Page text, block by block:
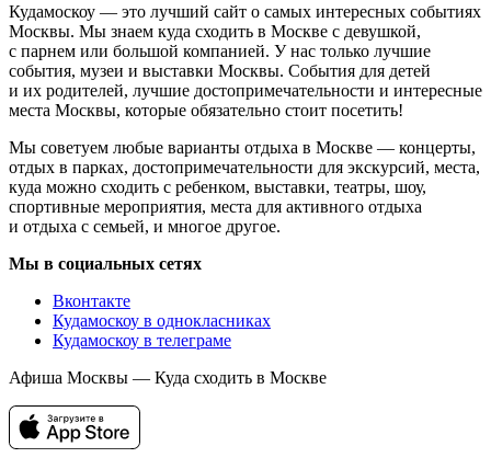
Кудамоскоу — это лучший сайт о самых интересных событиях
Москвы. Мы знаем куда сходить в Москве с девушкой,
с парнем или большой компанией. У нас только лучшие
события, музеи и выставки Москвы. События для детей
и их родителей, лучшие достопримечательности и интересные
места Москвы, которые обязательно стоит посетить!
Мы советуем любые варианты отдыха в Москве — концерты,
отдых в парках, достопримечательности для экскурсий, места,
куда можно сходить с ребенком, выставки, театры, шоу,
спортивные мероприятия, места для активного отдыха
и отдыха с семьей, и многое другое.
Мы в социальных сетях
Вконтакте
Кудамоскоу в однокласниках
Кудамоскоу в телеграме
Афиша Москвы — Куда сходить в Москве